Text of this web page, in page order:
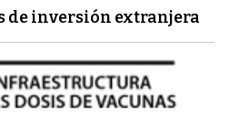
de inversión extranjera